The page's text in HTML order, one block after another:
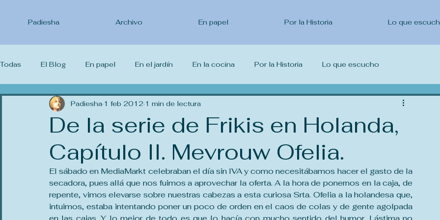
Padiesha Archivo En papel Por la Historia Lo que
Todas El Blog En papel En el jardín En la cocina Por la Historia Lo que escucho
Lo que leo Lo que veo Lo que estudio
De la serie de Frikis en Holanda,
Capítulo II. Mevrouw Ofelia.
Padiesha 1 feb 2012 1 min de lectura
El sábado en MediaMarkt celebraban el día sin IVA y como necesitábamos hacer el gasto de la
secadora, pues allá que nos fuimos a aprovechar la oferta. A la hora de ponernos en la caja, de
repente, vimos elevarse sobre nuestras cabezas a esta curiosa Srta. Ofelia a la holandesa que,
intuimos, estaba intentando poner un poco de orden en el caos de colas y de gente agolpada